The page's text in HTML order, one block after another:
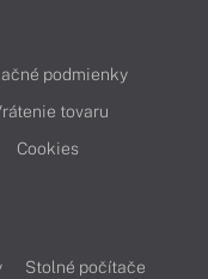
podmienky
tovaru
Cookies
Stolné počítače